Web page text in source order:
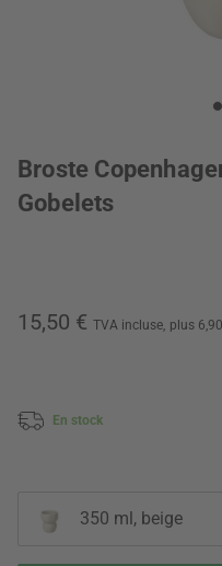
Broste
Gobelets
15,50 € TVA incluse, plus
En stock
350 ml, beige